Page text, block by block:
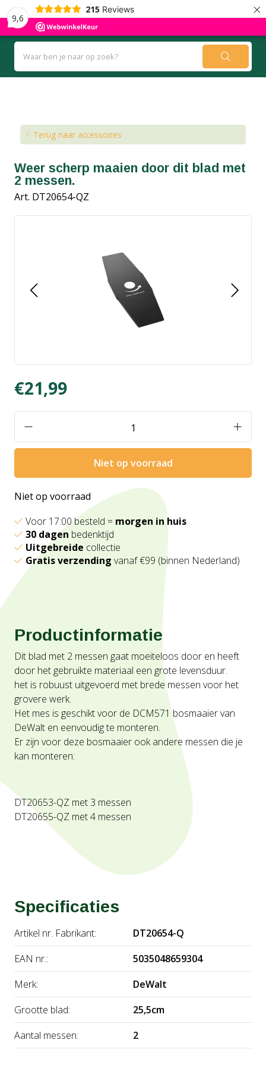
9,6
215 Reviews ×
Terug naar accessoires
Weer scherp maaien door dit blad met
2 messen.
Art. DT20654-QZ
€21,99
Niet op voorraad
Niet op voorraad
Voor 17:00 besteld = morgen in huis
30 dagen bedenktijd
Uitgebreide collectie
Gratis verzending vanaf €99 (binnen Nederland)
Productinformatie
Dit blad met 2 messen gaat moeiteloos door en heeft
door het gebruikte materiaal een grote levensduur.
het is robuust uitgevoerd met brede messen voor het
grovere werk.
Het mes is geschikt voor de DCM571 bosmaaier van
DeWalt en eenvoudig te monteren.
Er zijn voor deze bosmaaier ook andere messen die je
kan monteren:
DT20653-QZ met 3 messen
DT20655-QZ met 4 messen
Specificaties
Artikel nr. Fabrikant:
DT20654-Q
EAN nr.:
5035048659304
Merk:
DeWalt
Grootte blad:
25,5cm
Aantal messen:
2